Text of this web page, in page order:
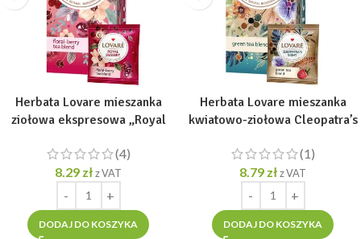
Herbata Lovare mieszanka
ziołowa ekspresowa „Royal
(4)
8.29 złz VAT
DODAJ DO KOSZYKA
Herbata Lovare mieszanka
kwiatowo-ziołowa Cleopatra’s
(1)
8.79 złz VAT
DODAJ DO KOSZYKA